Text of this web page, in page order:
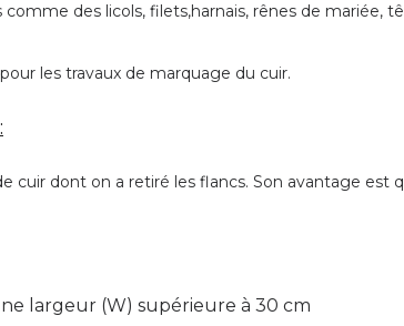
des licols, filets,harnais, rênes de mariée,
les travaux de marquage du cuir.
dont on a retiré les flancs. Son avantage est
largeur (W) supérieure à 30 cm